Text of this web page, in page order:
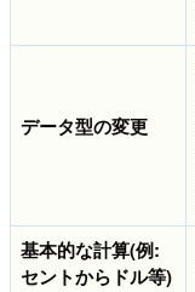
データ型の変更
基本的な計算(例:
セントからドル等)